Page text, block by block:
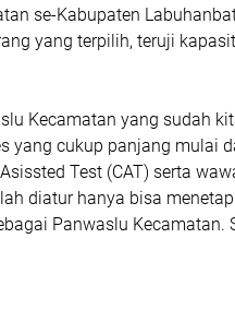
se-Kabupaten
yang terpilih, teruji
Kecamatan yang sudah
yang cukup panjang mulai
Test (CAT) serta
diatur hanya bisa
Panwaslu Kecamatan.